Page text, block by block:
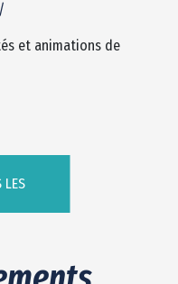
et animations de
LES